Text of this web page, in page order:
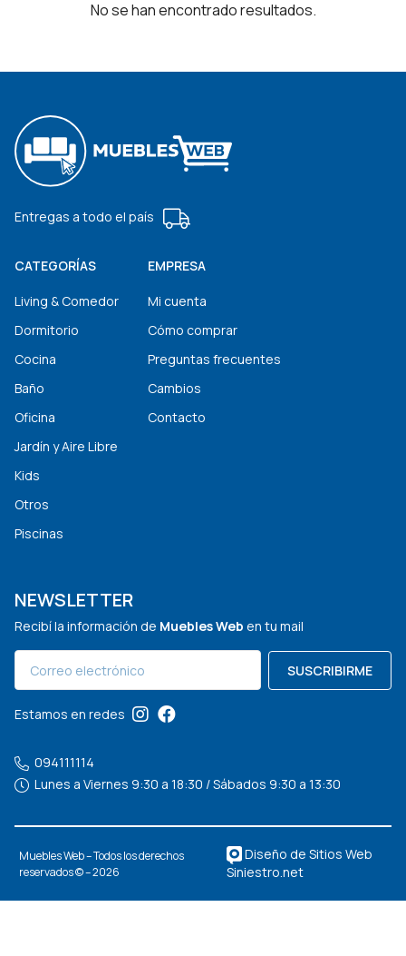
No se han encontrado resultados.
Entregas a todo el país
CATEGORÍAS
Living & Comedor
Dormitorio
Cocina
Baño
Oficina
Jardín y Aire Libre
Kids
Otros
Piscinas
EMPRESA
Mi cuenta
Cómo comprar
Preguntas frecuentes
Cambios
Contacto
NEWSLETTER
Recibí la información de Muebles Web en tu mail
SUSCRIBIRME
Estamos en redes
094111114
Lunes a Viernes 9:30 a 18:30 / Sábados 9:30 a 13:30
Muebles Web – Todos los derechos
reservados © – 2026
Diseño de Sitios Web
Siniestro.net